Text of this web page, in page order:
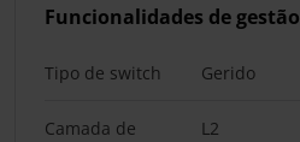
Funcionalidades de gestão
Tipo de switch Gerido
Camada de
L2